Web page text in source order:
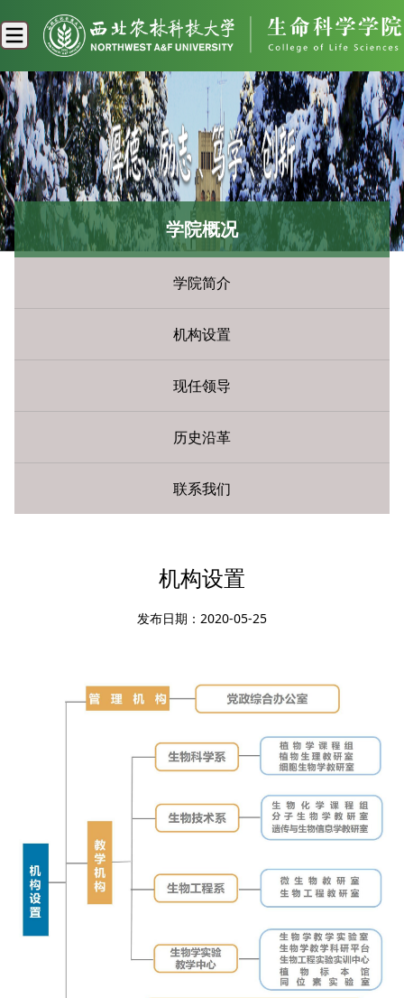
学院概况
学院简介
机构设置
现任领导
历史沿革
联系我们
机构设置
发布日期：2020-05-25